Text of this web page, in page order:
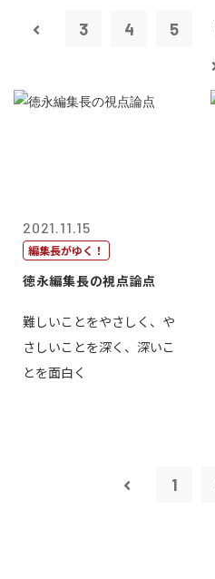
3 4 5
2021.11.15
編集長がゆく！
徳永編集長の視点論点
難しいことをやさしく、や
さしいことを深く、深いこ
とを面白く
1